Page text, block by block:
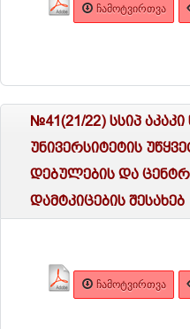
ᲩᲐᲛᲝᲢᲕᲘᲠᲗᲕᲐ
№41(21/22) სსიპ
უნივერსიტეტის
დებულების და
დამტკიცების შესახებ
ᲩᲐᲛᲝᲢᲕᲘᲠᲗᲕᲐ